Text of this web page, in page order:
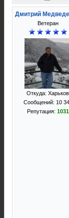
Дмитрий
Ветеран
Откуда: Харьков
Сообщений: 10
Репутация: 1031